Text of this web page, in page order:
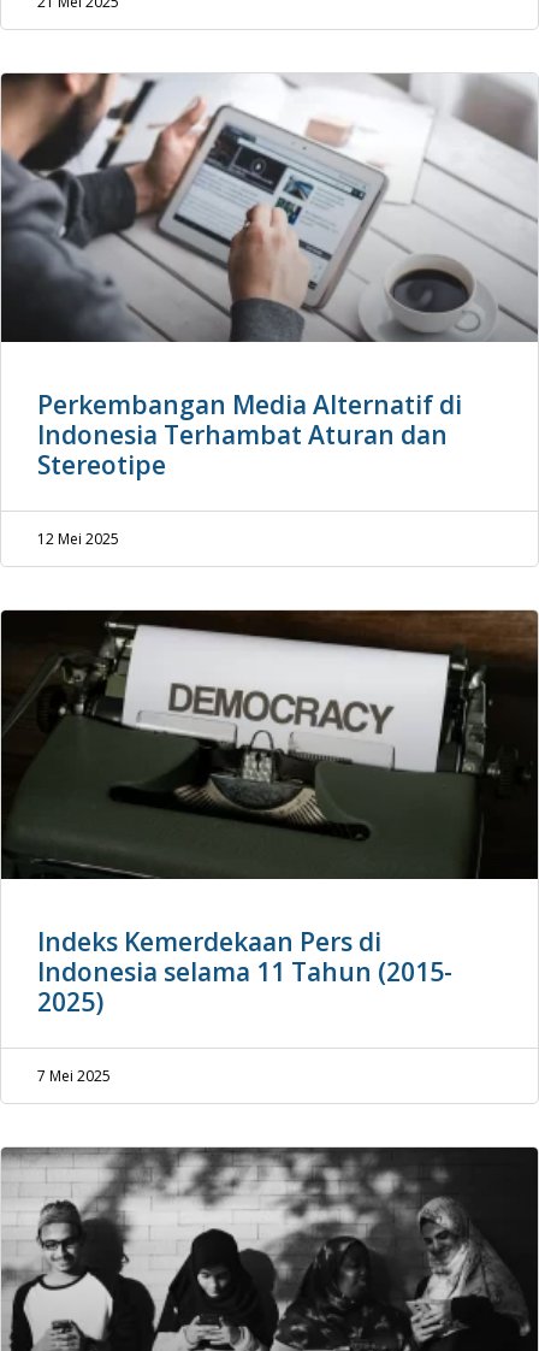
Perkembangan Media Alternatif di
Indonesia Terhambat Aturan dan
Stereotipe
12 Mei 2025
Indeks Kemerdekaan Pers di
Indonesia selama 11 Tahun (2015-
2025)
7 Mei 2025